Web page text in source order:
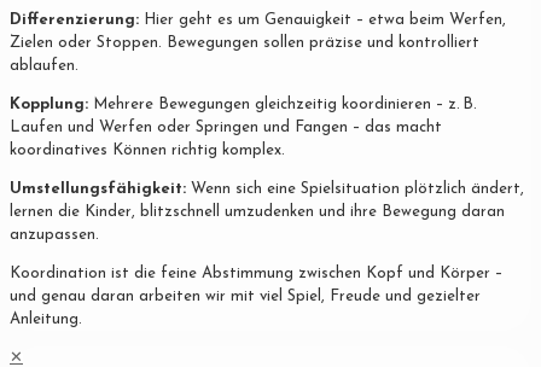
Differenzierung: Hier geht es um Genauigkeit – etwa beim Werfen,
Zielen oder Stoppen. Bewegungen sollen präzise und kontrolliert
ablaufen.
Kopplung: Mehrere Bewegungen gleichzeitig koordinieren – z. B.
Laufen und Werfen oder Springen und Fangen – das macht
koordinatives Können richtig komplex.
Umstellungsfähigkeit: Wenn sich eine Spielsituation plötzlich ändert,
lernen die Kinder, blitzschnell umzudenken und ihre Bewegung daran
anzupassen.
Koordination ist die feine Abstimmung zwischen Kopf und Körper –
und genau daran arbeiten wir mit viel Spiel, Freude und gezielter
Anleitung.
✕